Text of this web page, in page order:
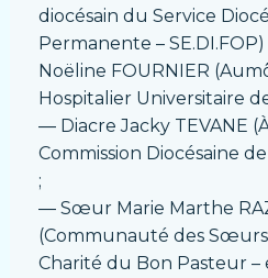
diocésain du Service
Permanente –
Noëline FOURNIER
Hospitalier Universitaire
― Diacre Jacky TEVANE
Commission Diocésaine
;
― Sœur Marie Marthe
(Communauté des
Charité du Bon Pasteur –